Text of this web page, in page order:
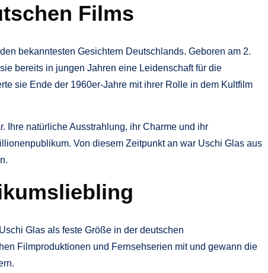
Films
bekanntesten Gesichtern Deutschlands. Geboren am 2.
bereits in jungen Jahren eine Leidenschaft für die
sie Ende der 1960er-Jahre mit ihrer Rolle in dem Kultfilm
Ihre natürliche Ausstrahlung, ihr Charme und ihr
Von diesem Zeitpunkt an war Uschi Glas aus
Glas als feste Größe in der deutschen
Filmproduktionen und Fernsehserien mit und gewann die